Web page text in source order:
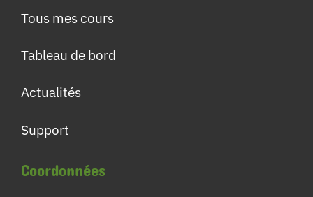
Tous mes cours
Tableau de bord
Actualités
Support
Coordonnées